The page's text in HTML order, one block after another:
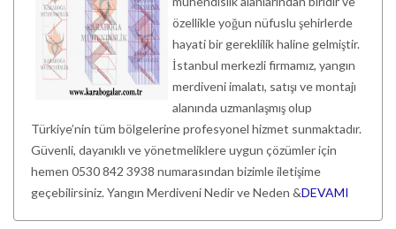
özellikle yoğun nüfuslu şehirlerde
hayati bir gereklilik haline gelmiştir.
İstanbul merkezli firmamız, yangın
merdiveni imalatı, satışı ve montajı
alanında uzmanlaşmış olup
Türkiye’nin tüm bölgelerine profesyonel hizmet sunmaktadır.
Güvenli, dayanıklı ve yönetmeliklere uygun çözümler için
hemen 0530 842 3938 numarasından bizimle iletişime
geçebilirsiniz. Yangın Merdiveni Nedir ve Neden &DEVAMI